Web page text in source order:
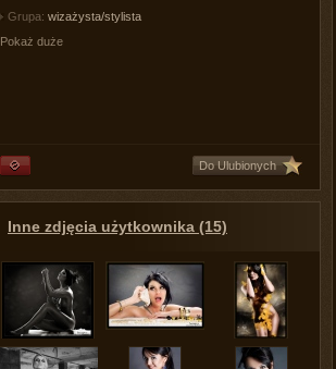
Grupa: wizażysta/stylista
Pokaż duże
Do Ulubionych
Inne zdjęcia użytkownika (15)